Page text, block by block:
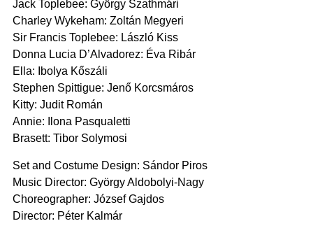
Jack Toplebee: György Szathmári
Charley Wykeham: Zoltán Megyeri
Sir Francis Toplebee: László Kiss
Donna Lucia D’Alvadorez: Éva Ribár
Ella: Ibolya Kőszáli
Stephen Spittigue: Jenő Korcsmáros
Kitty: Judit Román
Annie: Ilona Pasqualetti
Brasett: Tibor Solymosi
Set and Costume Design: Sándor Piros
Music Director: György Aldobolyi-Nagy
Choreographer: József Gajdos
Director: Péter Kalmár